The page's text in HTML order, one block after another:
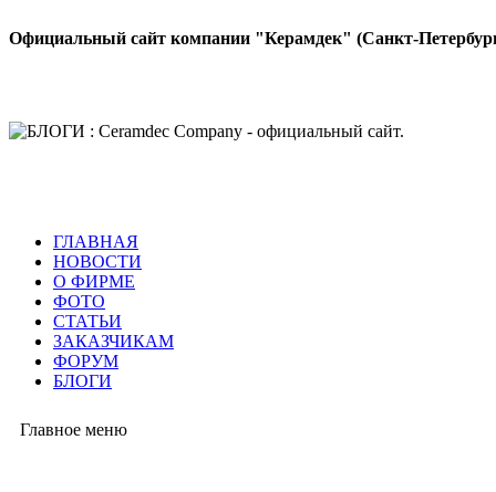
Официальный сайт компании "Керамдек" (Санкт-
ГЛАВНАЯ
НОВОСТИ
О ФИРМЕ
ФОТО
СТАТЬИ
ЗАКАЗЧИКАМ
ФОРУМ
БЛОГИ
Главное меню